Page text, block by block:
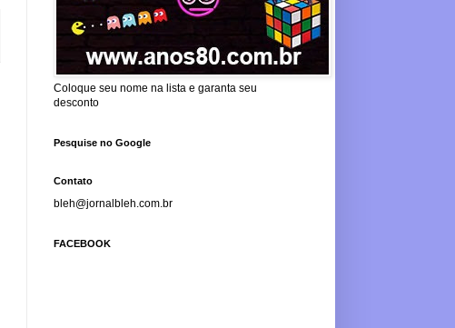
Coloque seu nome na lista e garanta seu
desconto
Pesquise no Google
Contato
bleh@jornalbleh.com.br
FACEBOOK